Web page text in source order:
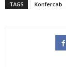
TAGS Konfercab